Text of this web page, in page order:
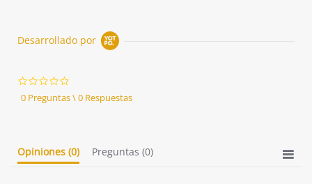
Desarrollado por
star
rating
0 Preguntas \ 0 Respuestas
Opiniones (0) Preguntas (0)